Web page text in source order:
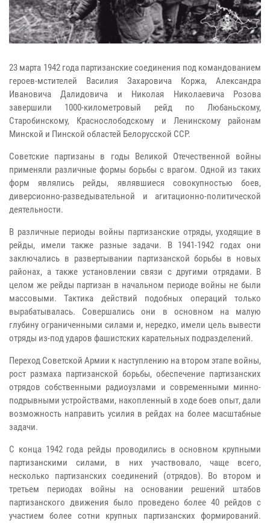
23 марта 1942 года партизанские соединения под командованием
героев-мстителей Василия Захаровича Коржа, Александра
Ивановича Далидовича и Николая Николаевича Розова
завершили 1000-километровый рейд по Любаньскому,
Старобинскому, Краснослободскому и Ленинскому районам
Минской и Пинской областей Белорусской ССР.
Советские партизаны в годы Великой Отечественной войны
применяли различные формы борьбы с врагом. Одной из таких
форм являлись рейды, являвшиеся совокупностью боев,
диверсионно-разведывательной и агитационно-политической
деятельности.
В различные периоды войны партизанские отряды, уходящие в
рейды, имели также разные задачи. В 1941-1942 годах они
заключались в развертывании партизанской борьбы в новых
районах, а также установлении связи с другими отрядами. В
целом же рейды партизан в начальном периоде войны не были
массовыми. Тактика действий подобных операций только
вырабатывалась. Совершались они в основном на малую
глубину ограниченными силами и, нередко, имели цель вывести
отряды из-под ударов фашистских карательных подразделений.
Переход Советской Армии к наступлению на втором этапе войны,
рост размаха партизанской борьбы, обеспечение партизанских
отрядов собственными радиоузлами и современными минно-
подрывными устройствами, накопленный в ходе боев опыт, дали
возможность направить усилия в рейдах на более масштабные
задачи.
С конца 1942 года рейды проводились в основном крупными
партизанскими силами, в них участвовало, чаще всего,
несколько партизанских соединений (отрядов). Во втором и
третьем периодах войны на основании решений штабов
партизанского движения было проведено более 40 рейдов с
участием более сотни крупных партизанских формирований.